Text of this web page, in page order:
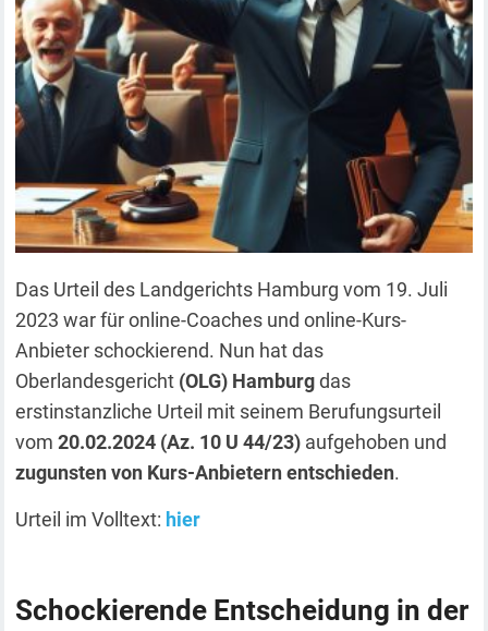
Das Urteil des Landgerichts Hamburg vom 19. Juli
2023 war für online-Coaches und online-Kurs-
Anbieter schockierend. Nun hat das
Oberlandesgericht (OLG) Hamburgdas
erstinstanzliche Urteil mit seinem Berufungsurteil
vom20.02.2024 (Az. 10 U 44/23) aufgehoben und
zugunsten von Kurs-Anbietern entschieden.
Urteil im Volltext: hier
Schockierende Entscheidung in der